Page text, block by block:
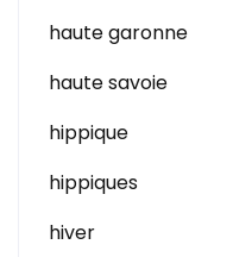
haute garonne
haute savoie
hippique
hippiques
hiver